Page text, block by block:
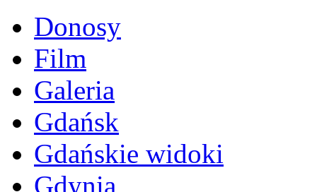
Donosy
Film
Galeria
Gdańsk
Gdańskie widoki
Gdynia